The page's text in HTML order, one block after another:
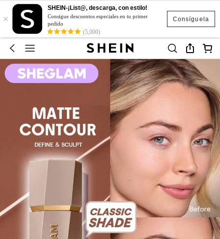
Consíguela
×
SHEIN-¡List@, descarga, con estilo!
Consigue descuentos especiales en tu primer
pedido
(5,000)